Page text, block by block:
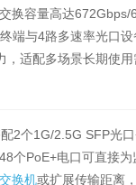
换容量高达
端与4路多速率光口
适配多场景长期使用
2个1G/2.5G SFP光
个PoE+电口可直接
交换机或扩展传输距离